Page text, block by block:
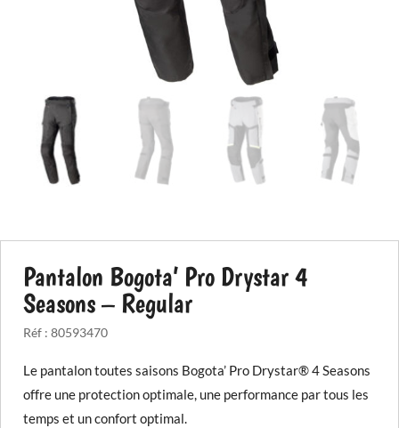
Pantalon Bogota’ Pro Drystar 4
Seasons – Regular
Réf : 80593470
Le pantalon toutes saisons Bogota’ Pro Drystar® 4 Seasons
offre une protection optimale, une performance par tous les
temps et un confort optimal.